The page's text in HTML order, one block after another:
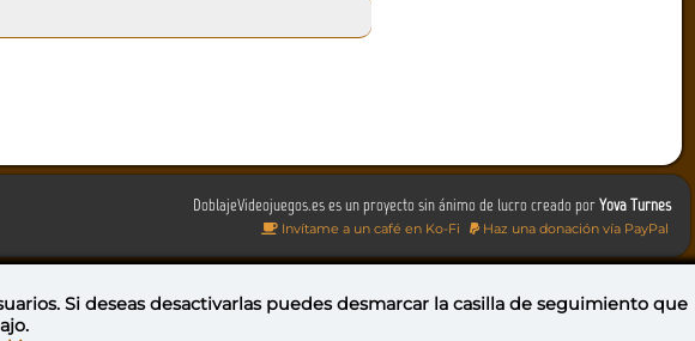
DoblajeVideojuegos.es es un proyecto sin ánimo de lucro creado porYova Turnes
Invítame a un café en Ko-Fi Haz una donación vía PayPal
CompartirIgual 4.0 Internacional
Si deseas desactivarlas puedesdesmarcar la casilla de seguimiento que